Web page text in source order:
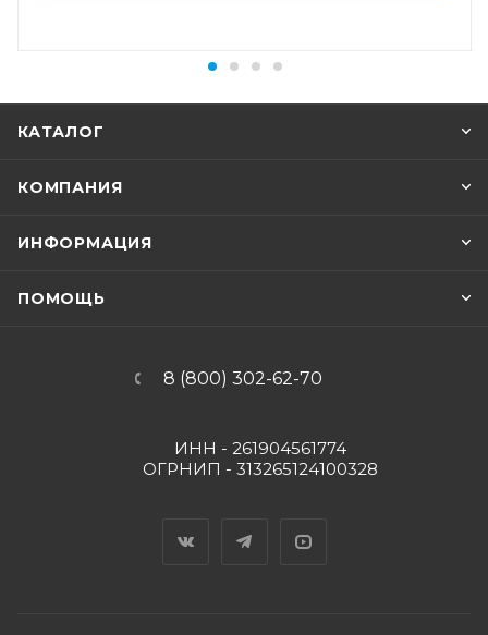
КАТАЛОГ
КОМПАНИЯ
ИНФОРМАЦИЯ
ПОМОЩЬ
8 (800) 302-62-70
ИНН - 261904561774
ОГРНИП - 313265124100328